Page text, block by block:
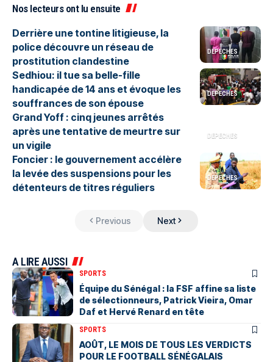
Nos lecteurs ont lu ensuite
DEPECHES
Derrière une tontine litigieuse, la
police découvre un réseau de
prostitution clandestine
DEPECHES
Sedhiou: il tue sa belle-fille
handicapée de 14 ans et évoque les
souffrances de son épouse
DEPECHES
Grand Yoff : cinq jeunes arrêtés
après une tentative de meurtre sur
un vigile
DEPECHES
Foncier : le gouvernement accélère
la levée des suspensions pour les
détenteurs de titres réguliers
Previous Next
A LIRE AUSSI
SPORTS
Équipe du Sénégal : la FSF affine sa liste
de sélectionneurs, Patrick Vieira, Omar
Daf et Hervé Renard en tête
SPORTS
AOÛT, LE MOIS DE TOUS LES VERDICTS
POUR LE FOOTBALL SÉNÉGALAIS